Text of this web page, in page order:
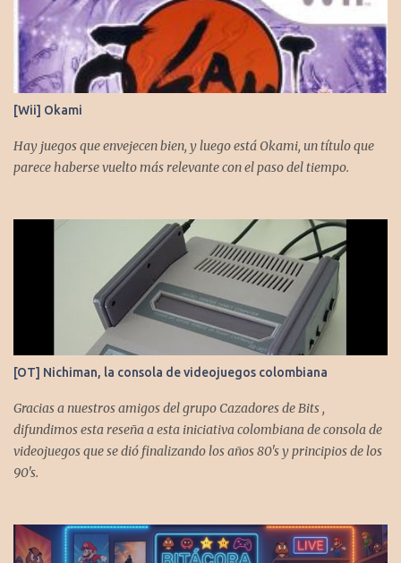
[Wii] Okami
Hay juegos que envejecen bien, y luego está Okami, un título que
parece haberse vuelto más relevante con el paso del tiempo.
[OT] Nichiman, la consola de videojuegos colombiana
Gracias a nuestros amigos del grupo Cazadores de Bits ,
difundimos esta reseña a esta iniciativa colombiana de consola de
videojuegos que se dió finalizando los años 80's y principios de los
90's.